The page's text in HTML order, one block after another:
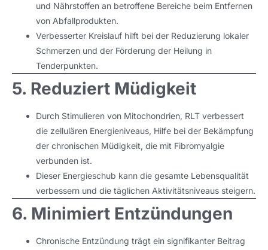
und Nährstoffen an betroffene Bereiche beim Entfernen
von Abfallprodukten.
Verbesserter Kreislauf hilft bei der Reduzierung lokaler
Schmerzen und der Förderung der Heilung in
Tenderpunkten.
5. Reduziert Müdigkeit
Durch Stimulieren von Mitochondrien, RLT verbessert
die zellulären Energieniveaus, Hilfe bei der Bekämpfung
der chronischen Müdigkeit, die mit Fibromyalgie
verbunden ist.
Dieser Energieschub kann die gesamte Lebensqualität
verbessern und die täglichen Aktivitätsniveaus steigern.
6. Minimiert Entzündungen
Chronische Entzündung trägt ein signifikanter Beitrag